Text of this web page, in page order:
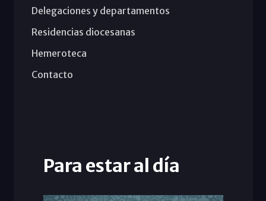
Delegaciones y departamentos
Residencias diocesanas
Hemeroteca
Contacto
Para estar al día